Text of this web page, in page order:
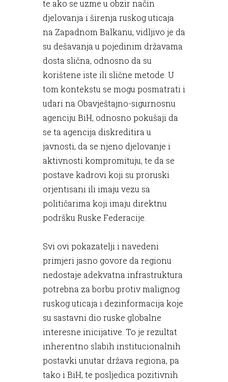
te ako se uzme u obzir način
djelovanja i širenja ruskog uticaja
na Zapadnom Balkanu, vidljivo je da
su dešavanja u pojedinim državama
dosta slična, odnosno da su
korištene iste ili slične metode. U
tom kontekstu se mogu posmatrati i
udari na Obavještajno-sigurnosnu
agenciju BiH, odnosno pokušaji da
se ta agencija diskreditira u
javnosti, da se njeno djelovanje i
aktivnosti kompromituju, te da se
postave kadrovi koji su proruski
orjentisani ili imaju vezu sa
političarima koji imaju direktnu
podršku Ruske Federacije.
Svi ovi pokazatelji i navedeni
primjeri jasno govore da regionu
nedostaje adekvatna infrastruktura
potrebna za borbu protiv malignog
ruskog uticaja i dezinformacija koje
su sastavni dio ruske globalne
interesne inicijative. To je rezultat
inherentno slabih institucionalnih
postavki unutar država regiona, pa
tako i BiH, te posljedica pozitivnih